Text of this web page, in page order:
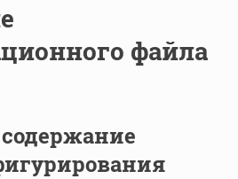
файла